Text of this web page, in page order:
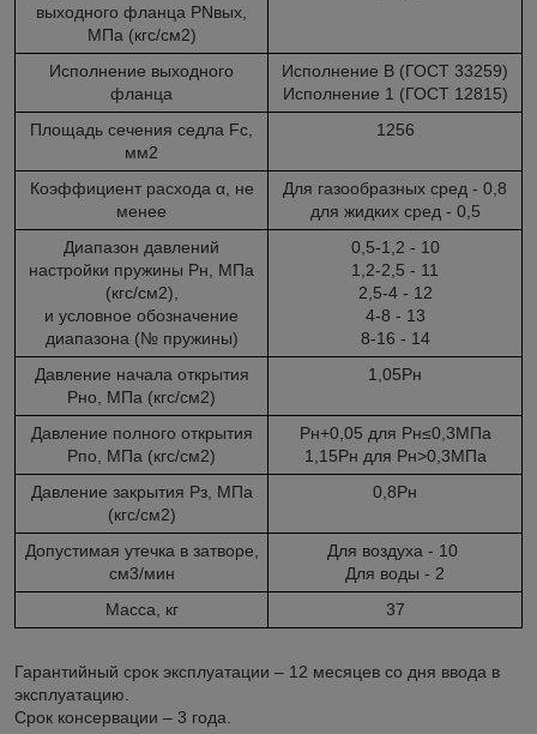
выходного фланца PNвых,
МПа (кгс/см2)
Исполнение выходного
фланца
Исполнение B (ГОСТ 33259)
Исполнение 1 (ГОСТ 12815)
Площадь сечения седла Fc,
мм2
1256
Коэффициент расхода α, не
менее
Для газообразных сред - 0,8
для жидких сред - 0,5
Диапазон давлений
настройки пружины Рн, МПа
(кгс/см2),
и условное обозначение
диапазона (№ пружины)
0,5-1,2 - 10
1,2-2,5 - 11
2,5-4 - 12
4-8 - 13
8-16 - 14
Давление начала открытия
Рно, МПа (кгс/см2)
1,05Рн
Давление полного открытия
Рпо, МПа (кгс/см2)
Рн+0,05 для Рн≤0,3МПа
1,15Рн для Рн>0,3МПа
Давление закрытия Рз, МПа
(кгс/см2)
0,8Рн
Допустимая утечка в затворе,
см3/мин
Для воздуха - 10
Для воды - 2
Масса, кг
37
Гарантийный срок эксплуатации – 12 месяцев со дня ввода в
эксплуатацию.
Срок консервации – 3 года.